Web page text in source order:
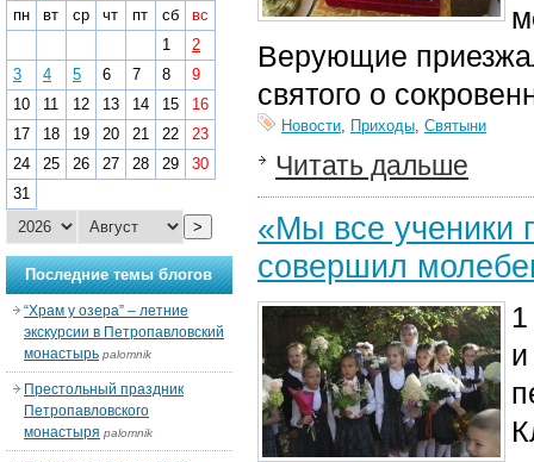
Верующие
святого о
Новости, Приходы, Святыни
Читать дальше
«Мы все ученики
совершил
пн
вт ср чт пт сб
вс
1
2
3
4 5 6 7 8
9
10
11 12 13 14 15
16
17
18 19 20 21 22
23
24
25 26 27 28 29
30
31
>
Последние темы блогов
“Храм у озера” – летние
экскурсии в Петропавловский
монастырь palomnik
Престольный праздник
Петропавловского
монастыря palomnik